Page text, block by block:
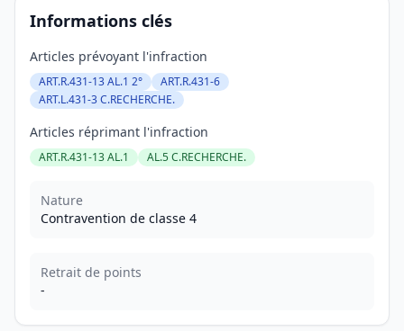
Informations clés
Articles prévoyant l'infraction
ART.R.431-13 AL.1 2°
ART.R.431-6
ART.L.431-3 C.RECHERCHE.
Articles réprimant l'infraction
ART.R.431-13 AL.1 AL.5 C.RECHERCHE.
Nature
Contravention de classe 4
Retrait de points
-